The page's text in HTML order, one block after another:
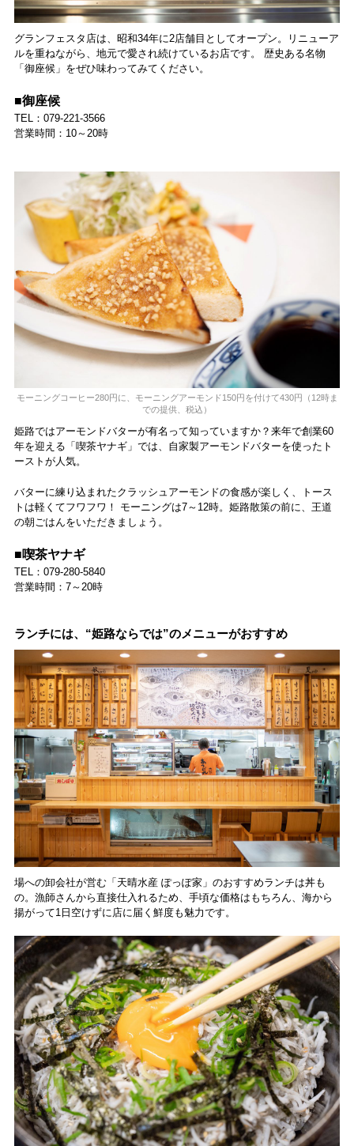
グランフェスタ店は、昭和34年に2店舗目としてオープン。リニューア
ルを重ねながら、地元で愛され続けているお店です。 歴史ある名物
「御座候」をぜひ味わってみてください。
■御座候
TEL：079-221-3566
営業時間：10～20時
モーニングコーヒー280円に、モーニングアーモンド150円を付けて430円（12時ま
での提供、税込）
姫路ではアーモンドバターが有名って知っていますか？来年で創業60
年を迎える「喫茶ヤナギ」では、自家製アーモンドバターを使ったト
ーストが人気。
バターに練り込まれたクラッシュアーモンドの食感が楽しく、トース
トは軽くてフワフワ！ モーニングは7～12時。姫路散策の前に、王道
の朝ごはんをいただきましょう。
■喫茶ヤナギ
TEL：079-280-5840
営業時間：7～20時
ランチには、“姫路ならでは”のメニューがおすすめ
場への卸会社が営む「天晴水産 ぽっぽ家」のおすすめランチは丼も
の。漁師さんから直接仕入れるため、手頃な価格はもちろん、海から
揚がって1日空けずに店に届く鮮度も魅力です。